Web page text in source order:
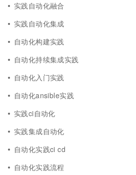
实践自动化融合
实践自动化集成
自动化构建实践
自动化持续集成实践
自动化入门实践
自动化ansible实践
实践ci自动化
实践集成自动化
自动化实践ci cd
自动化实践流程